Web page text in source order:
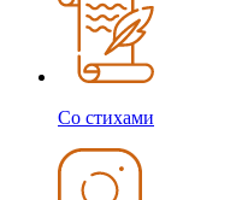
Со стихами